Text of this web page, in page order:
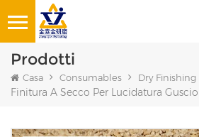
Prodotti
Casa Consumables Dry
Finitura A Secco Per Lucidatura